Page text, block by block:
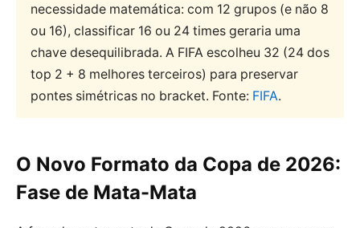
necessidade matemática: com 12 grupos (e não 8
ou 16), classificar 16 ou 24 times geraria uma
chave desequilibrada. A FIFA escolheu 32 (24 dos
top 2 + 8 melhores terceiros) para preservar
pontes simétricas no bracket. Fonte: FIFA.
O Novo Formato da Copa de 2026:
Fase de Mata-Mata